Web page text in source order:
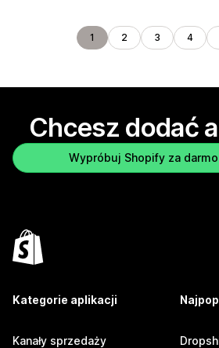
1 2 3 4
Chcesz dodać
Wypróbuj Shopify za
Kategorie aplikacji
Kanały sprzedaży